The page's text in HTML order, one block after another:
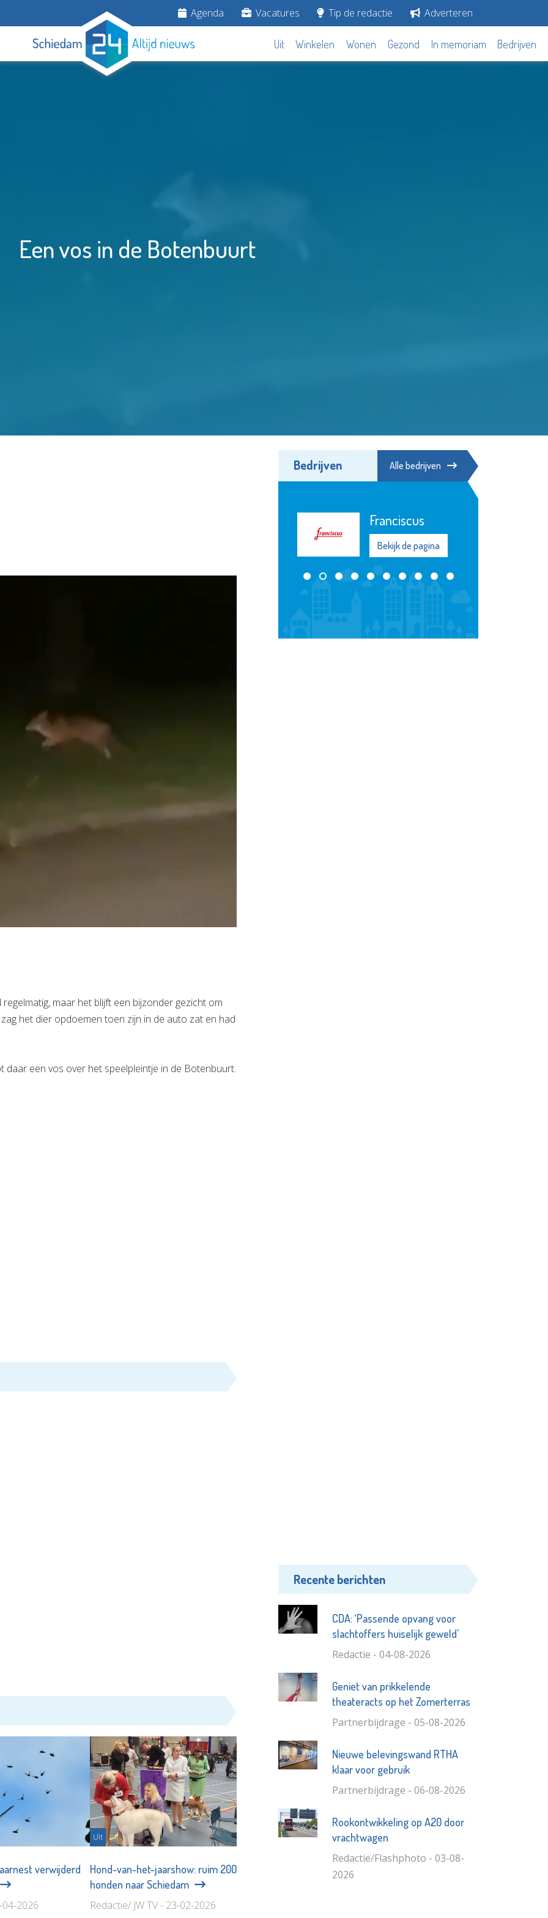
Agenda Vacatures Tip de redactie Adverteren
Uit Winkelen Wonen Gezond In memoriam Bedrijven
Een vos in de Botenbuurt
maar het blijft een bijzonder gezicht om
het dier opdoemen toen zijn in de auto zat en had
daar een vos over het speelpleintje in de Botenbuurt.
verwijderd
04-2026
Uit
Hond-van-het-jaarshow: ruim 200
honden naar Schiedam
Redactie/ JW TV - 23-02-2026
Bedrijven Alle bedrijven
Franciscus
Bekijk de pagina
Recente berichten
CDA: ‘Passende opvang voor
slachtoffers huiselijk geweld'
Redactie - 04-08-2026
Geniet van prikkelende
theateracts op het Zomerterras
Partnerbijdrage - 05-08-2026
Nieuwe belevingswand RTHA
klaar voor gebruik
Partnerbijdrage - 06-08-2026
Rookontwikkeling op A20 door
vrachtwagen
Redactie/Flashphoto - 03-08-
2026